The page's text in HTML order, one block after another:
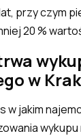
przy czym
20 %
w
w jakim